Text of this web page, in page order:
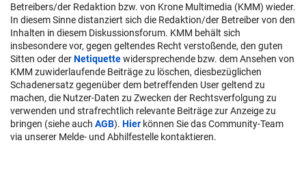
Betreibers/der Redaktion bzw. von Krone Multimedia (KMM) wieder.
In diesem Sinne distanziert sich die Redaktion/der Betreiber von den
Inhalten in diesem Diskussionsforum. KMM behält sich
insbesondere vor, gegen geltendes Recht verstoßende, den guten
Sitten oder derNetiquettewidersprechende bzw. dem Ansehen von
KMM zuwiderlaufende Beiträge zu löschen, diesbezüglichen
Schadenersatz gegenüber dem betreffenden User geltend zu
machen, die Nutzer-Daten zu Zwecken der Rechtsverfolgung zu
verwenden und strafrechtlich relevante Beiträge zur Anzeige zu
bringen (siehe auch AGB). Hier können Sie das Community-Team
via unserer Melde- und Abhilfestelle kontaktieren.